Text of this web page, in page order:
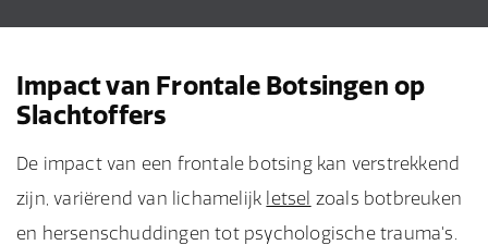
Impact van Frontale Botsingen op
Slachtoffers
De impact van een frontale botsing kan verstrekkend
zijn, variërend van lichamelijk letsel zoals botbreuken
en hersenschuddingen tot psychologische trauma's.